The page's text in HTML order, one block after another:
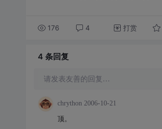
176 4 打赏
4 条回复
请发表友善的回复…
chrython 2006-10-21
顶。